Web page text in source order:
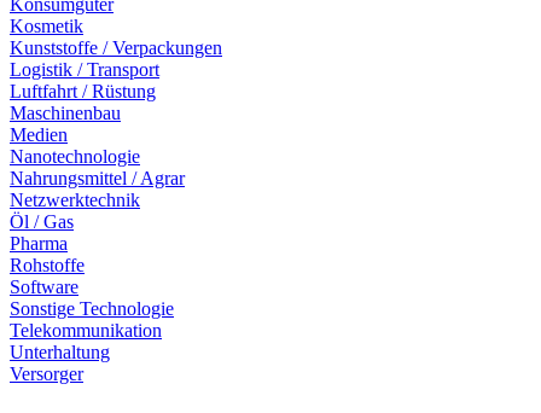
Konsumgüter
Kosmetik
Kunststoffe / Verpackungen
Logistik / Transport
Luftfahrt / Rüstung
Maschinenbau
Medien
Nanotechnologie
Nahrungsmittel / Agrar
Netzwerktechnik
Öl / Gas
Pharma
Rohstoffe
Software
Sonstige Technologie
Telekommunikation
Unterhaltung
Versorger